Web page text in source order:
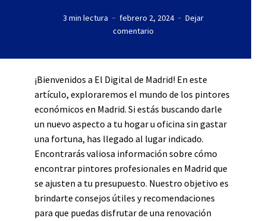
3 min lectura febrero 2, 2024
Dejar
comentario
¡Bienvenidos a El Digital de Madrid! En este
artículo, exploraremos el mundo de los pintores
económicos en Madrid. Si estás buscando darle
un nuevo aspecto a tu hogar u oficina sin gastar
una fortuna, has llegado al lugar indicado.
Encontrarás valiosa información sobre cómo
encontrar pintores profesionales en Madrid que
se ajusten a tu presupuesto. Nuestro objetivo es
brindarte consejos útiles y recomendaciones
para que puedas disfrutar de una renovación